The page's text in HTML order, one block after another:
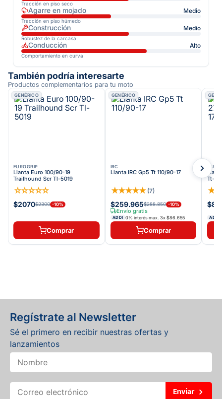
Tracción en piso seco
Agarre en mojado Medio
Tracción en piso húmedo
Construcción Medio
Robustez de la carcasa
Conducción Alto
Comportamiento en curva
También podría interesarte
Productos complementarios para tu moto
GENÉRICO
EUROGRIP
Llanta Euro 100/90-19
Trailhound Scr Tl-5019
☆☆☆☆☆
$2070$2300 -10%
Comprar
GENÉRICO
IRC
Llanta IRC Gp5 Tt 110/90-17
★★★★★ (7)
$259.965$288.850 -10%
Envío gratis
ADDI 0% interés max. 3x$86.655
Comprar
Tt-1
★
ADDI
Regístrate al Newsletter
Sé el primero en recibir nuestras ofertas y
lanzamientos
Enviar